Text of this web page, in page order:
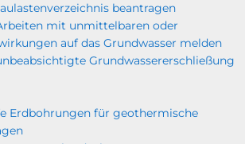
beantragen
mit unmittelbaren oder
auf das Grundwasser melden
Grundwassererschließung
Erdbohrungen für geothermische